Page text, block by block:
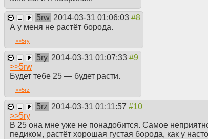
5rw 2014-03-31 01:06:03
А у меня не растёт борода.
>>5ry
5ry 2014-03-31 01:07:33
>>5rw
Будет тебе 25 — будет расти.
>>5rz
5rz 2014-03-31 01:11:57
>>5ry
В 25 она мне уже не понадобится. Самое
педиком, растёт хорошая густая борода, как у